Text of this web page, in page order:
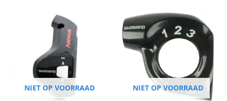
NIET OP VOORRAAD NIET OP VOORRAAD